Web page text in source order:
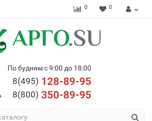
0 0
По будням с 9:00 до 18:00
8(495) 128-89-95
8(800) 350-89-95